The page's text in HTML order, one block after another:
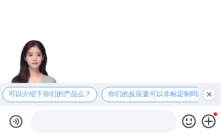
可以介绍下你们的产品么？ 你们的反应釜可以非标定制吗？